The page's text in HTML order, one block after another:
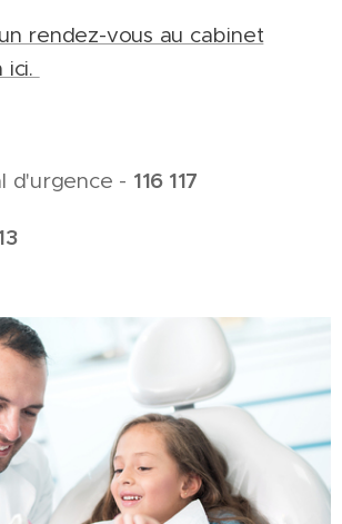
rendez-vous au cabinet
ici.
d'urgence - 116 117